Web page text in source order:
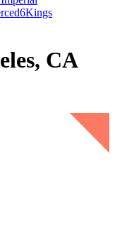
6Kings
CA